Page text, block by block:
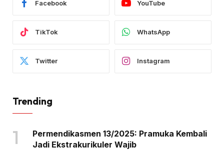
Facebook YouTube
TikTok WhatsApp
Twitter Instagram
Trending
Permendikasmen 13/2025: Pramuka Kembali
Jadi Ekstrakurikuler Wajib